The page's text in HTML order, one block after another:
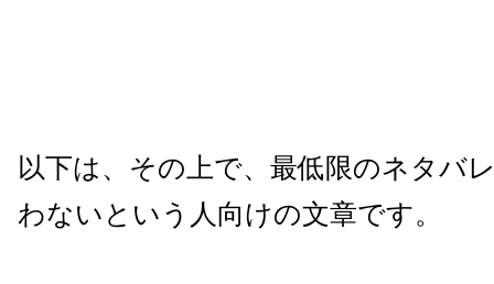
以下は、その上で、最低限のネタバ
わないという人向けの文章です。